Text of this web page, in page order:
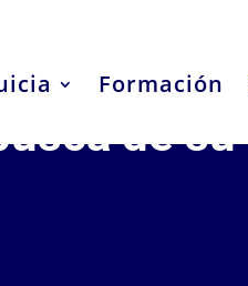
Formación
de su